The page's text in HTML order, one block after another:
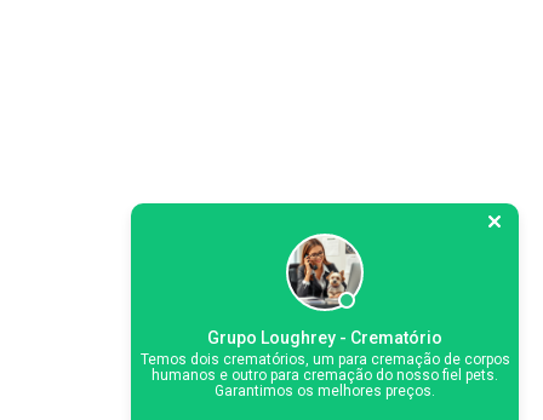
Grupo Loughrey - Crematório
Temos dois crematórios, um para cremação de corpos
humanos e outro para cremação do nosso fiel pets.
Garantimos os melhores preços.